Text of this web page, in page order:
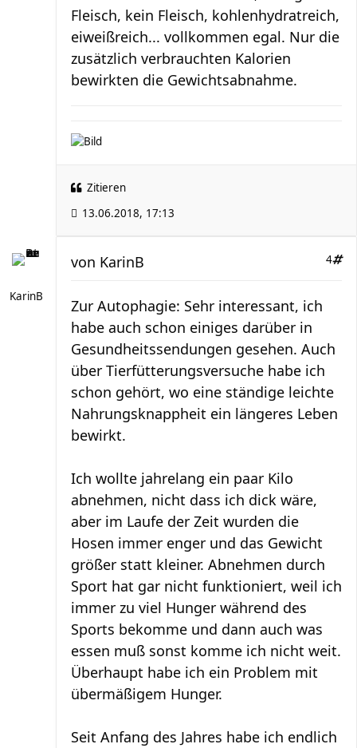
Fleisch, kein Fleisch, kohlenhydratreich,
eiweißreich... vollkommen egal. Nur die
zusätzlich verbrauchten Kalorien
bewirkten die Gewichtsabnahme.
Zitieren
13.06.2018, 17:13
KarinB
4
von KarinB
Zur Autophagie: Sehr interessant, ich
habe auch schon einiges darüber in
Gesundheitssendungen gesehen. Auch
über Tierfütterungsversuche habe ich
schon gehört, wo eine ständige leichte
Nahrungsknappheit ein längeres Leben
bewirkt.
Ich wollte jahrelang ein paar Kilo
abnehmen, nicht dass ich dick wäre,
aber im Laufe der Zeit wurden die
Hosen immer enger und das Gewicht
größer statt kleiner. Abnehmen durch
Sport hat gar nicht funktioniert, weil ich
immer zu viel Hunger während des
Sports bekomme und dann auch was
essen muß sonst komme ich nicht weit.
Überhaupt habe ich ein Problem mit
übermäßigem Hunger.
Seit Anfang des Jahres habe ich endlich